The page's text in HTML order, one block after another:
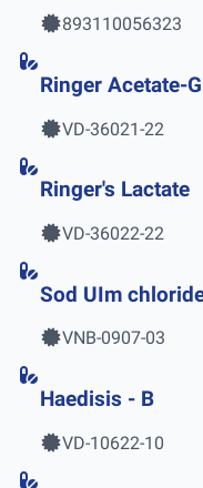
893110056323
Ringer Acetate-
VD-36021-22
Ringer's Lactate
VD-36022-22
Sod UIm
VNB-0907-03
Haedisis - B
VD-10622-10